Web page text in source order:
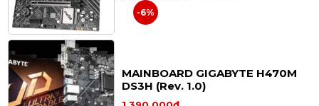
-6%
MAINBOARD GIGABYTE H470M
DS3H (Rev. 1.0)